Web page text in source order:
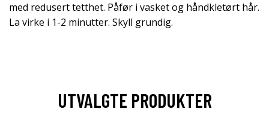
med redusert tetthet. Påfør i vasket og håndkletørt hår.
La virke i 1-2 minutter. Skyll grundig.
UTVALGTE PRODUKTER